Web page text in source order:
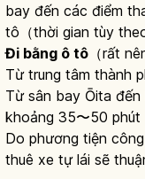
bay đến các điểm
tô（thời gian tùy
Đi bằng ô tô （rất
Từ trung tâm thành
Từ sân bay Ōita
khoảng 35〜50 phút
Do phương tiện
thuê xe tự lái sẽ